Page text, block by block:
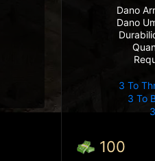
Dano
Dano
3 To
3 To
100